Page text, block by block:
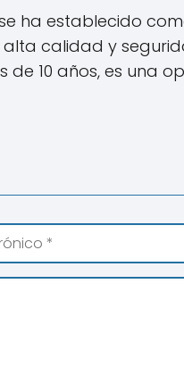
se ha establecido
calidad y
10 años, es una